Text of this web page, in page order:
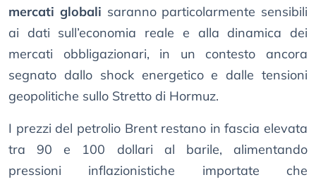
mercati globali saranno particolarmente sensibili
ai dati sull’economia reale e alla dinamica dei
mercati obbligazionari, in un contesto ancora
segnato dallo shock energetico e dalle tensioni
geopolitiche sullo Stretto di Hormuz.
I prezzi del petrolio Brent restano in fascia elevata
tra 90 e 100 dollari al barile, alimentando
pressioni inflazionistiche importate che